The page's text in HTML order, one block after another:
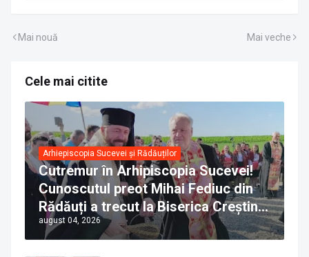
Mai nouă Mai veche
Cele mai citite
Arhiepiscopia Sucevei și Rădăuților
Cutremur în Arhipiscopia Sucevei!
Cunoscutul preot Mihai Fediuc din
Rădăuți a trecut la Biserica Creștină
Ortodoxă Valahă. ÎPS Calinic anunță
că îi pregătește judecata canonică
august 04, 2026